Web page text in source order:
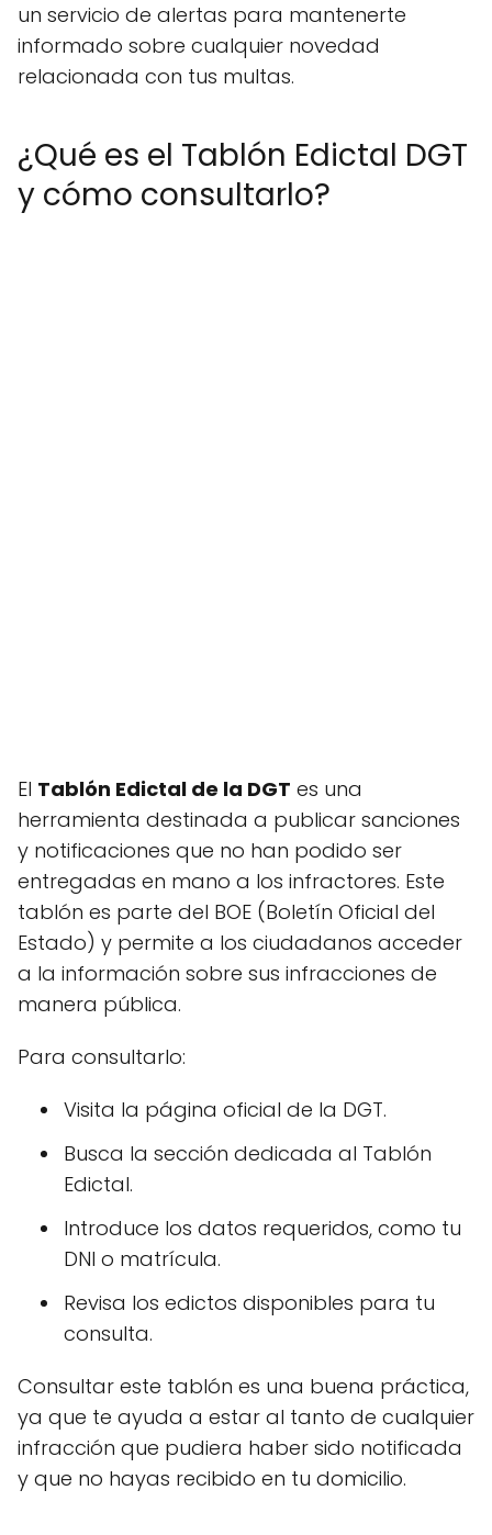
un servicio de alertas para mantenerte
informado sobre cualquier novedad
relacionada con tus multas.
¿Qué es el Tablón Edictal DGT
y cómo consultarlo?
El Tablón Edictal de la DGT es una
herramienta destinada a publicar sanciones
y notificaciones que no han podido ser
entregadas en mano a los infractores. Este
tablón es parte del BOE (Boletín Oficial del
Estado) y permite a los ciudadanos acceder
a la información sobre sus infracciones de
manera pública.
Para consultarlo:
Visita la página oficial de la DGT.
Busca la sección dedicada al Tablón
Edictal.
Introduce los datos requeridos, como tu
DNI o matrícula.
Revisa los edictos disponibles para tu
consulta.
Consultar este tablón es una buena práctica,
ya que te ayuda a estar al tanto de cualquier
infracción que pudiera haber sido notificada
y que no hayas recibido en tu domicilio.